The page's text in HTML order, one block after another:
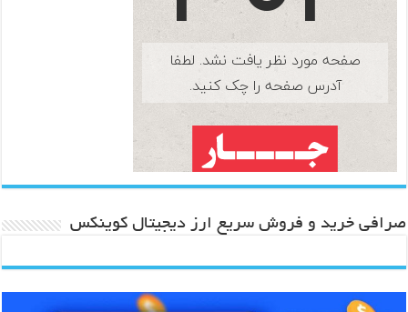
صرافی خرید و فروش سریع ارز دیجیتال کوینکس